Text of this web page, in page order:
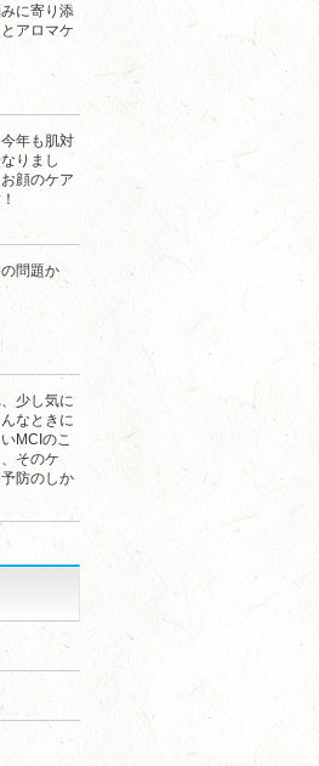
に寄り添
アロマケ
年も肌対
りまし
顔のケア
問題か
、少し気に
なときに
MCIのこ
そのケ
防のしか